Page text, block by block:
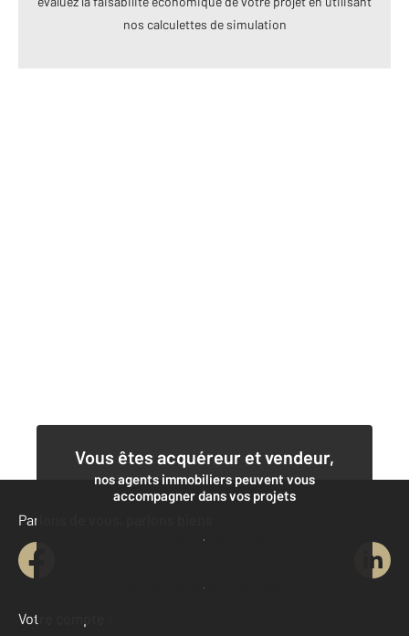
nos calculettes de simulation
Vous êtes acquéreur et vendeur,
nos agents immobiliers peuvent vous
accompagner dans vos projets
Contacter l'agence
Demander une estimation
Parlons de vous, parlons biens
Votre compte :